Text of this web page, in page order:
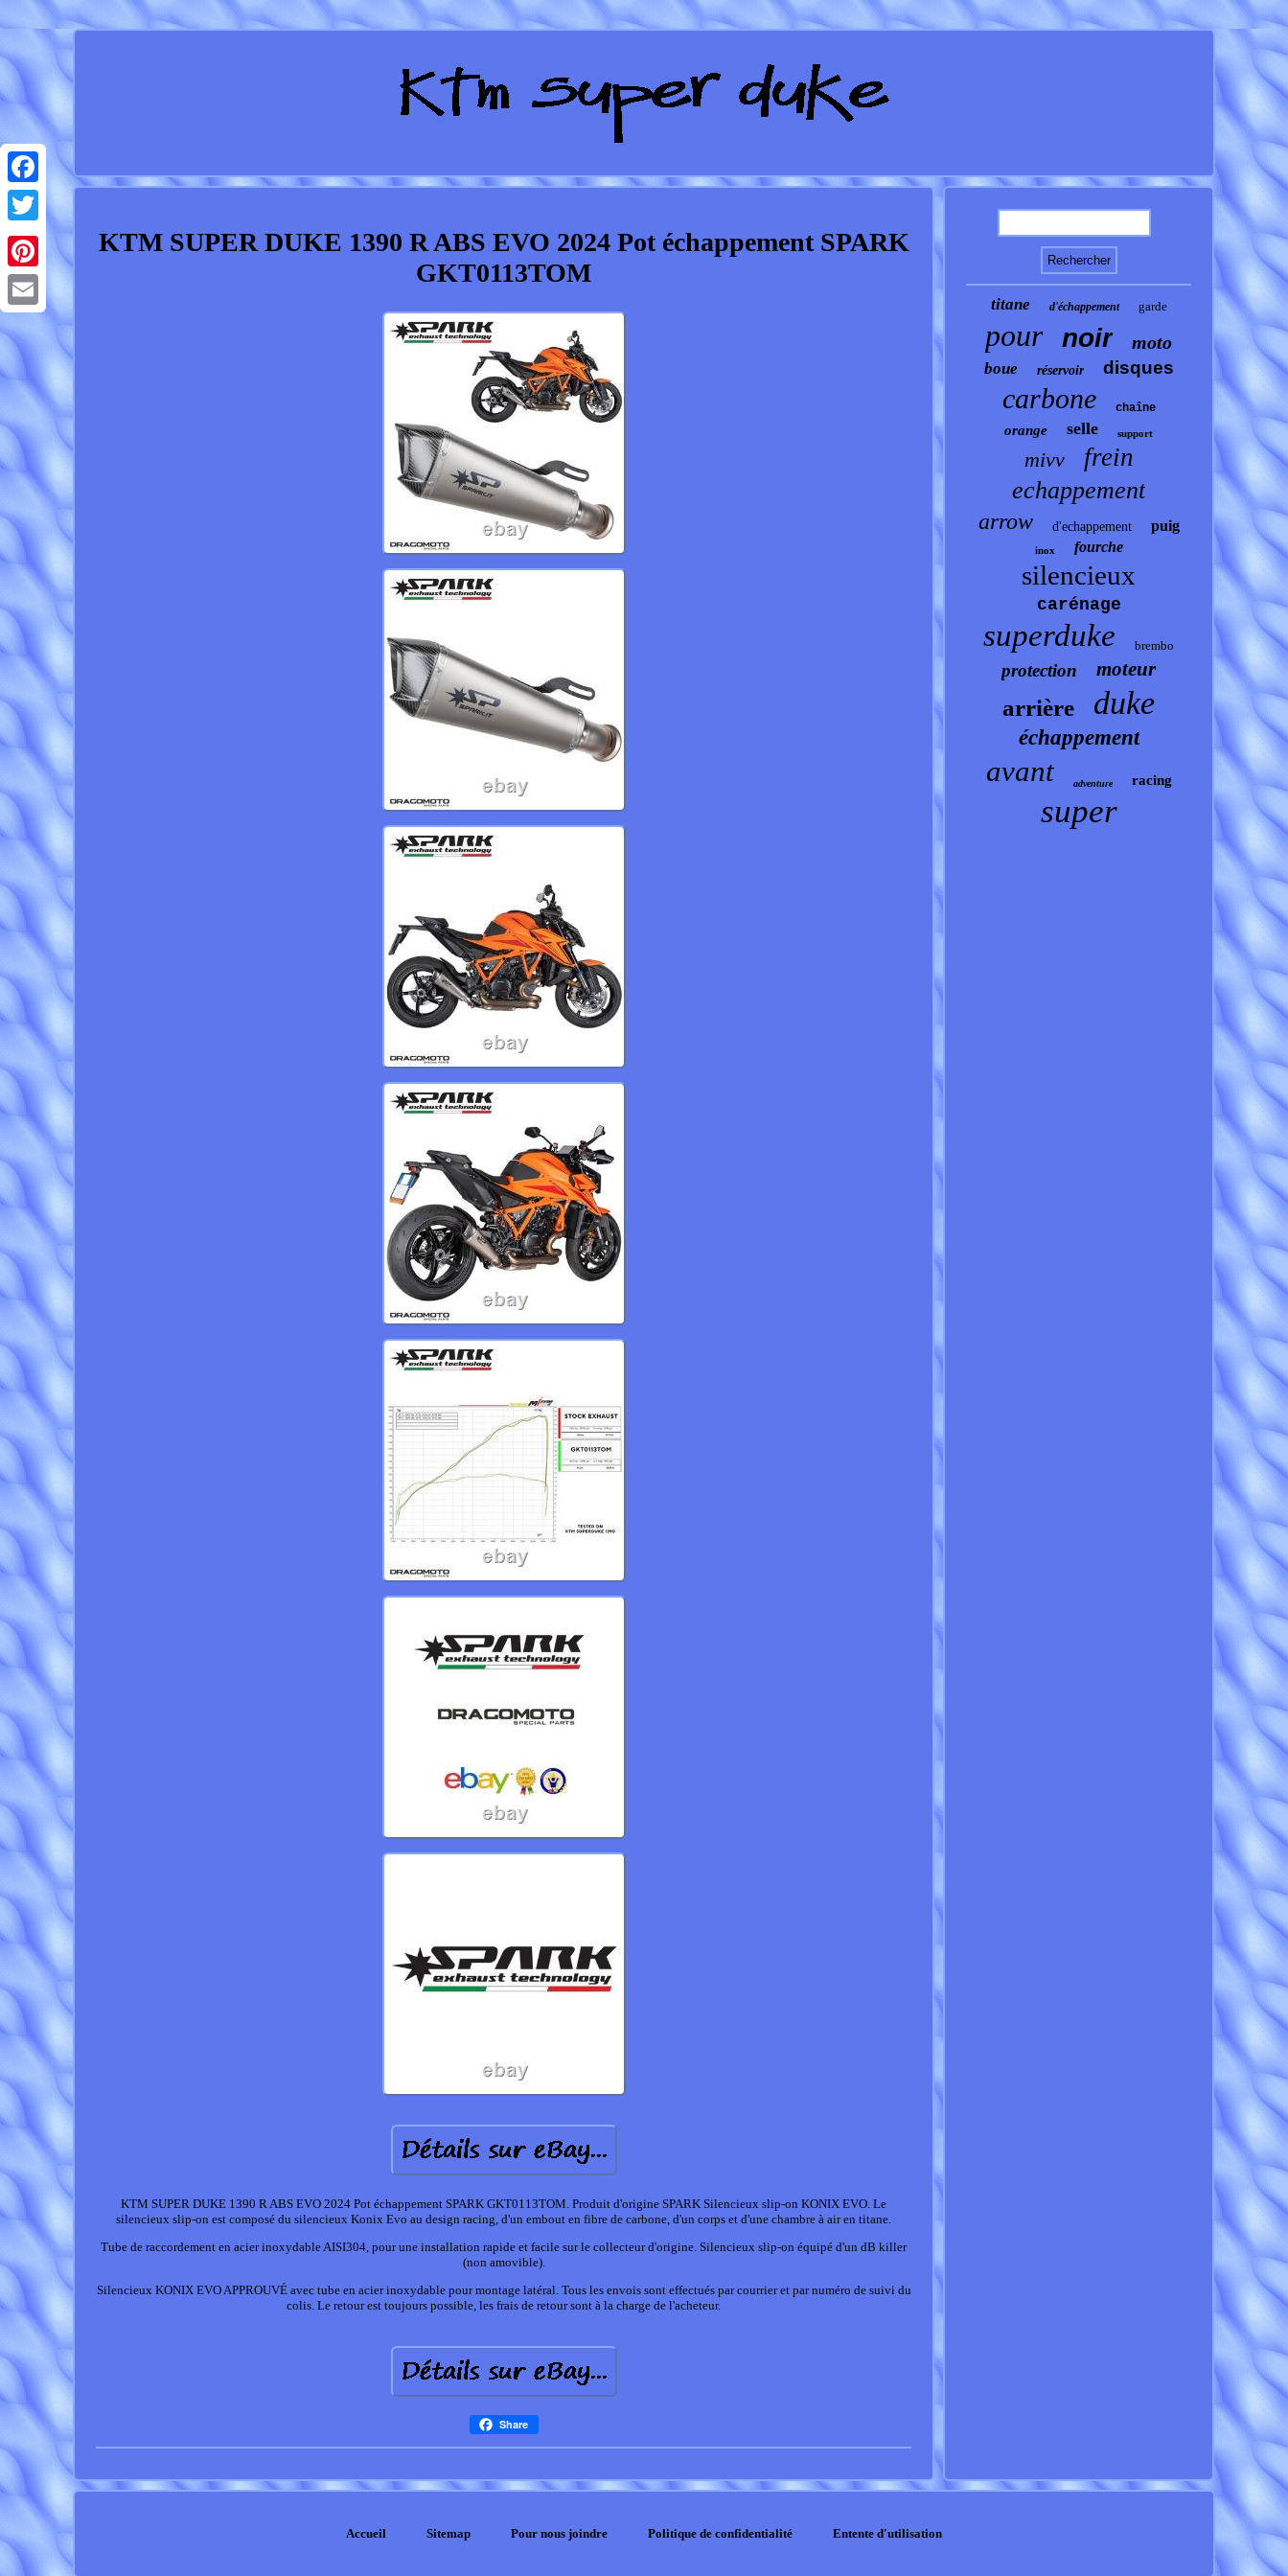
Facebook
Twitter
Pinterest
Email
KTM SUPER DUKE 1390 R ABS EVO 2024 Pot échappement SPARK
GKT0113TOM
KTM SUPER DUKE 1390 R ABS EVO 2024 Pot échappement SPARK GKT0113TOM. Produit d'origine SPARK Silencieux slip-on KONIX EVO. Le
silencieux slip-on est composé du silencieux Konix Evo au design racing, d'un embout en fibre de carbone, d'un corps et d'une chambre à air en titane.
Tube de raccordement en acier inoxydable AISI304, pour une installation rapide et facile sur le collecteur d'origine. Silencieux slip-on équipé d'un dB killer
(non amovible).
Silencieux KONIX EVO APPROUVÉ avec tube en acier inoxydable pour montage latéral. Tous les envois sont effectués par courrier et par numéro de suivi du
colis. Le retour est toujours possible, les frais de retour sont à la charge de l'acheteur.
Share
titane d'échappement garde
pour noir moto
boue réservoir disques
carbone chaîne
orange selle support
mivv frein
echappement
arrow d'echappement puig
inox fourche
silencieux
carénage
superduke brembo
protection moteur
arrière duke
échappement
avant adventure racing
super
Accueil Sitemap Pour nous joindre Politique de confidentialité Entente d'utilisation